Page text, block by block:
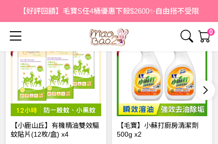
【好評回饋】毛寶S任4桶優惠下殺$2600✨自由搭不受限
0
【小鹿山丘】有機精油雙效驅
蚊貼片(12枚/盒) x4
【毛寶】小蘇打廚房清潔劑
500g x2